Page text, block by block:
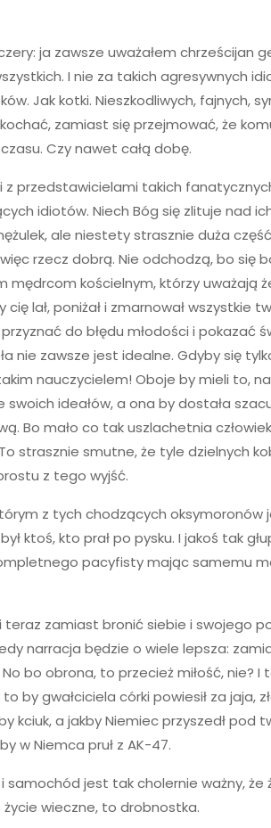
ja zawsze uważałem chrześcijan
I nie za takich agresywnych
Jak kotki. Nieszkodliwych, fajnych,
zamiast się przejmować, że
Czy nawet całą dobę.
i z przedstawicielami takich
idiotów. Niech Bóg się zlituje nad
ale niestety strasznie duża
rzecz dobrą. Nie odchodzą, bo się
kościelnym, którzy uważają
lał, poniżał i zmarnował wszystkie
do błędu młodości i pokazać
nie zawsze jest idealne. Gdyby się
nauczycielem! Oboje by mieli to, na
swoich ideałów, a ona by dostała
Bo mało co tak uszlachetnia
strasznie smutne, że tyle dzielnych
z tego wyjść.
z tych chodzących oksymoronów
ktoś, kto prał po pysku. I jakoś tak
pacyfisty mając samemu
teraz zamiast bronić siebie i swojego
narracja będzie o wiele lepsza:
bo obrona, to przecież miłość, nie? I
by gwałciciela córki powiesił za jaja,
kciuk, a jakby Niemiec przyszedł pod
w Niemca pruł z AK-47.
samochód jest tak cholernie ważny, że
wieczne, to drobnostka.